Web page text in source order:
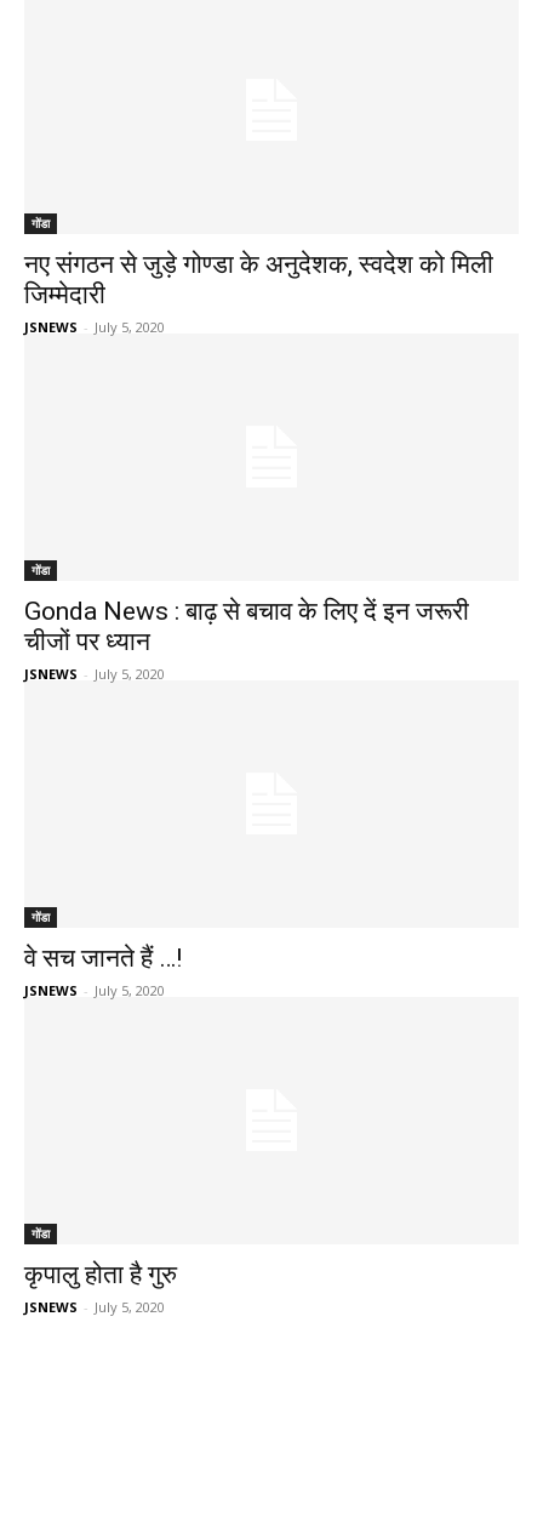
गोंडा
नए संगठन से जुड़े गोण्डा के अनुदेशक, स्वदेश को मिली
जिम्मेदारी
JSNEWS - July 5, 2020
गोंडा
Gonda News : बाढ़ से बचाव के लिए दें इन जरूरी
चीजों पर ध्यान
JSNEWS - July 5, 2020
गोंडा
वे सच जानते हैं …!
JSNEWS - July 5, 2020
गोंडा
कृपालु होता है गुरु
JSNEWS - July 5, 2020